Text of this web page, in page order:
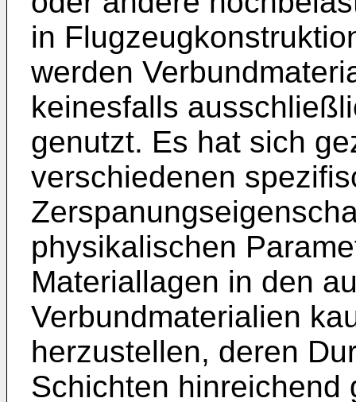
in
werden
keinesfalls
genutzt. Es hat sich
verschiedenen
physikalischen
Materiallagen in den
Verbundmaterialien
herzustellen, deren
Schichten hinreichend